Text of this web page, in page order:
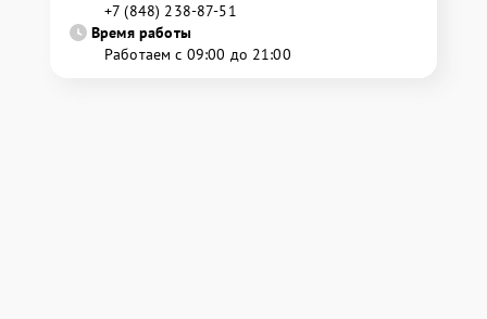
+7 (848) 238-87-51
Время работы
Работаем с 09:00 до 21:00